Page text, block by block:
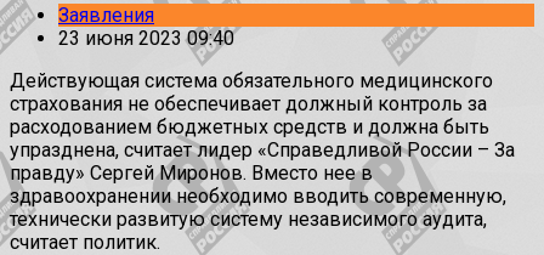
Заявления
23 июня 2023 09:40
Действующая система обязательного медицинского
страхования не обеспечивает должный контроль за
расходованием бюджетных средств и должна быть
упразднена, считает лидер «Справедливой России – За
правду» Сергей Миронов. Вместо нее в
здравоохранении необходимо вводить современную,
технически развитую систему независимого аудита,
считает политик.